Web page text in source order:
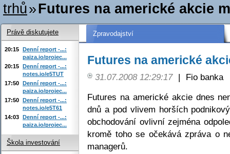
trhů»Futures na americké akcie
Zpravodajství
Futures na americké
31.07.2008 12:29:17 |
Fio banka
Futures na americké akcie dnes
dnů a pod vlivem horších
obchodování ovlivní zejména
kromě toho se očekává zpráva o
managerů.
Právě diskutujete
20:15 Denní report -...:
paiza.io/projec...
20:15 Denní report -...:
notes.io/e5TUT
17:50 Denní report -...:
paiza.io/projec...
17:50 Denní report -...:
notes.io/e5T61
14:03 Denní report -...:
paiza.io/projec...
Škola investování